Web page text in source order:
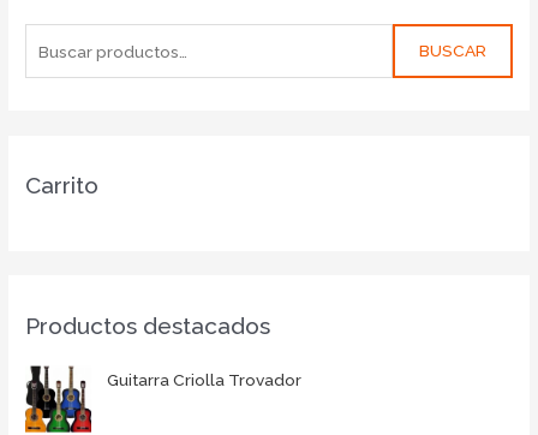
BUSCAR
Carrito
Productos destacados
Guitarra Criolla Trovador